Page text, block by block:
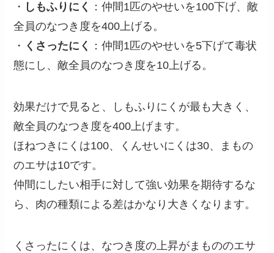
・ しもふりにく
：仲間1匹のやせいを100下げ、敵
全員のなつき度を400上げる。
・ くさったにく
：仲間1匹のやせいを5下げて毒状
態にし、敵全員のなつき度を10上げる。
効果だけで見ると、しもふりにくが最も大きく、
敵全員のなつき度を400上げます。
ほねつきにくは100、くんせいにくは30、まもの
のエサは10です。
仲間にしたい相手に対して強い効果を期待するな
ら、肉の種類による差はかなり大きくなります。
くさったにくは、なつき度の上昇がまもののエサ